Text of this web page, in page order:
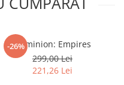
-26%
Dominion: Empires
299,00 Lei
221,26 Lei